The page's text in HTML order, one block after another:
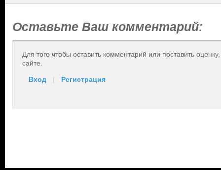
Оставьте Ваш комментарий:
Для того чтобы оставить комментарий или поставить
сайте.
Вход | Регистрация